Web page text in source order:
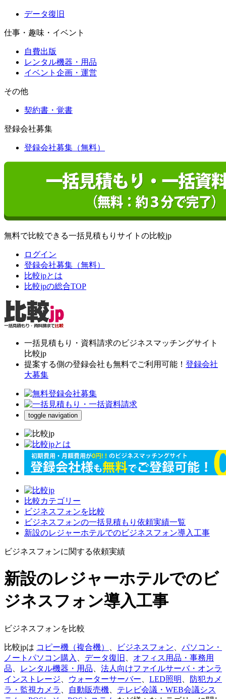
データ復旧
仕事・趣味・イベント
自費出版
レンタル機器・用品
イベント企画・運営
その他
契約書・覚書
登録会社募集
登録会社募集（無料）
無料で比較できる一括見積もりサイトの比較jp
ログイン
登録会社募集（無料）
比較jpとは
比較jpの総合TOP
一括見積もり・資料請求のビジネスマッチングサイト
比較jp
提案する側の登録会社も無料でご利用可能！ 登録会社
大募集
toggle navigation
比較カテゴリー
ビジネスフォンを比較
ビジネスフォンの一括見積もり依頼実績一覧
新設のレジャーホテルでのビジネスフォン導入工事
ビジネスフォンに関する依頼実績
新設のレジャーホテルでのビ
ジネスフォン導入工事
ビジネスフォンを比較
比較jpは コピー機（複合機） ビジネスフォン
パソコン・
ノートパソコン購入
データ復旧
オフィス用品・事務用
品
レンタル機器・用品
法人向けファイルサーバ・オンラ
インストレージ
ウォーターサーバー LED照明
防犯カメ
ラ・監視カメラ
自動販売機
テレビ会議・WEB会議シス